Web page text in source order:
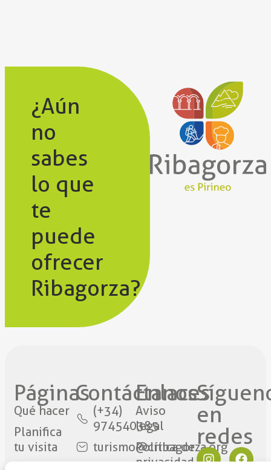
¿Aún
no
sabes
lo que
te
puede
ofrecer
Ribagorza?
Páginas
Qué hacer
Planifica
tu visita
Contáctanos​
(+34)
974540385
turismo@cribagorza.org
Enlaces
Aviso
legal
Política de
privacidad
en
redes​